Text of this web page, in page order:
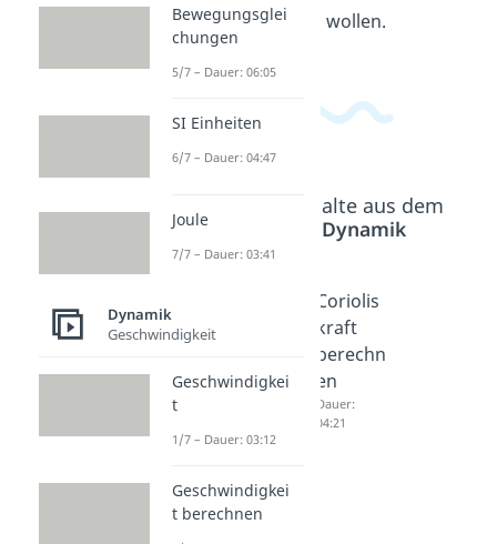
besser verstehen wollen.
Beliebte Inhalte aus dem
Dynamik
arallelo
Dauer:
Coriolis
kraft
berechn
en
Dauer:
04:21
Bewegungsglei
chungen
5/7 – Dauer: 06:05
SI Einheiten
6/7 – Dauer: 04:47
Joule
7/7 – Dauer: 03:41
Dynamik
Geschwindigkeit
Geschwindigkei
t
1/7 – Dauer: 03:12
Geschwindigkei
t berechnen